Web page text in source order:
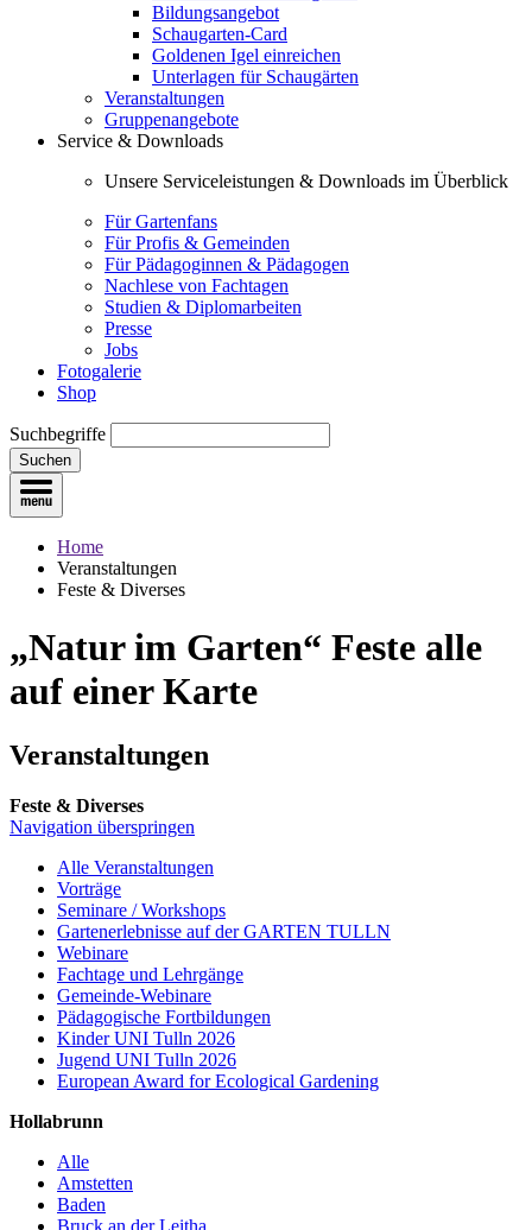
Bildungsangebot
Schaugarten-Card
Goldenen Igel einreichen
Unterlagen für Schaugärten
Veranstaltungen
Gruppenangebote
Service & Downloads
Unsere Serviceleistungen & Downloads im Überblick
Für Gartenfans
Für Profis & Gemeinden
Für Pädagoginnen & Pädagogen
Nachlese von Fachtagen
Studien & Diplomarbeiten
Presse
Jobs
Fotogalerie
Shop
Suchbegriffe
Suchen
Home
Veranstaltungen
Feste & Diverses
„Natur im Garten“ Feste alle
auf einer Karte
Veranstaltungen
Feste & Diverses
Navigation überspringen
Alle Veranstaltungen
Vorträge
Seminare / Workshops
Gartenerlebnisse auf der GARTEN TULLN
Webinare
Fachtage und Lehrgänge
Gemeinde-Webinare
Pädagogische Fortbildungen
Kinder UNI Tulln 2026
Jugend UNI Tulln 2026
European Award for Ecological Gardening
Hollabrunn
Alle
Amstetten
Baden
Bruck an der Leitha